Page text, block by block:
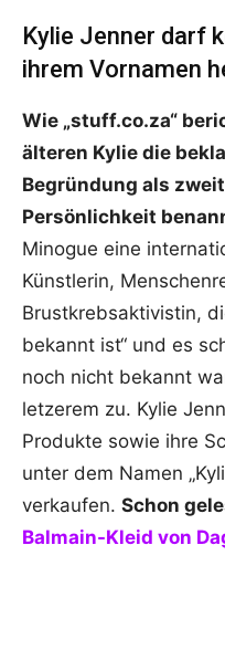
Kylie Jenner darf
ihrem Vornamen
Wie „stuff.co.za“
älteren Kylie die
Begründung als
Persönlichkeit
Minogue eine
Künstlerin,
Brustkrebsaktivistin,
bekannt ist“ und es
noch nicht bekannt
letzerem zu. Kylie
Produkte sowie ihre
unter dem Namen
verkaufen. Schon
Balmain-Kleid von